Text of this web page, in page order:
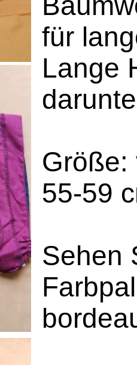
für
Lange
Größe:
55-59
Sehen